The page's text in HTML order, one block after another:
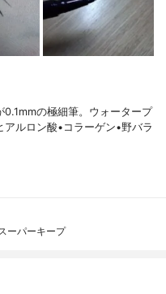
の極細筆。ウォータープ
ルロン酸•コラーゲン•野バラ
ーパーキープ